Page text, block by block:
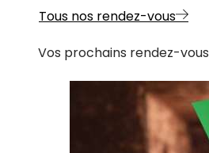
Tous nos rendez-vous
Vos prochains rendez-vous